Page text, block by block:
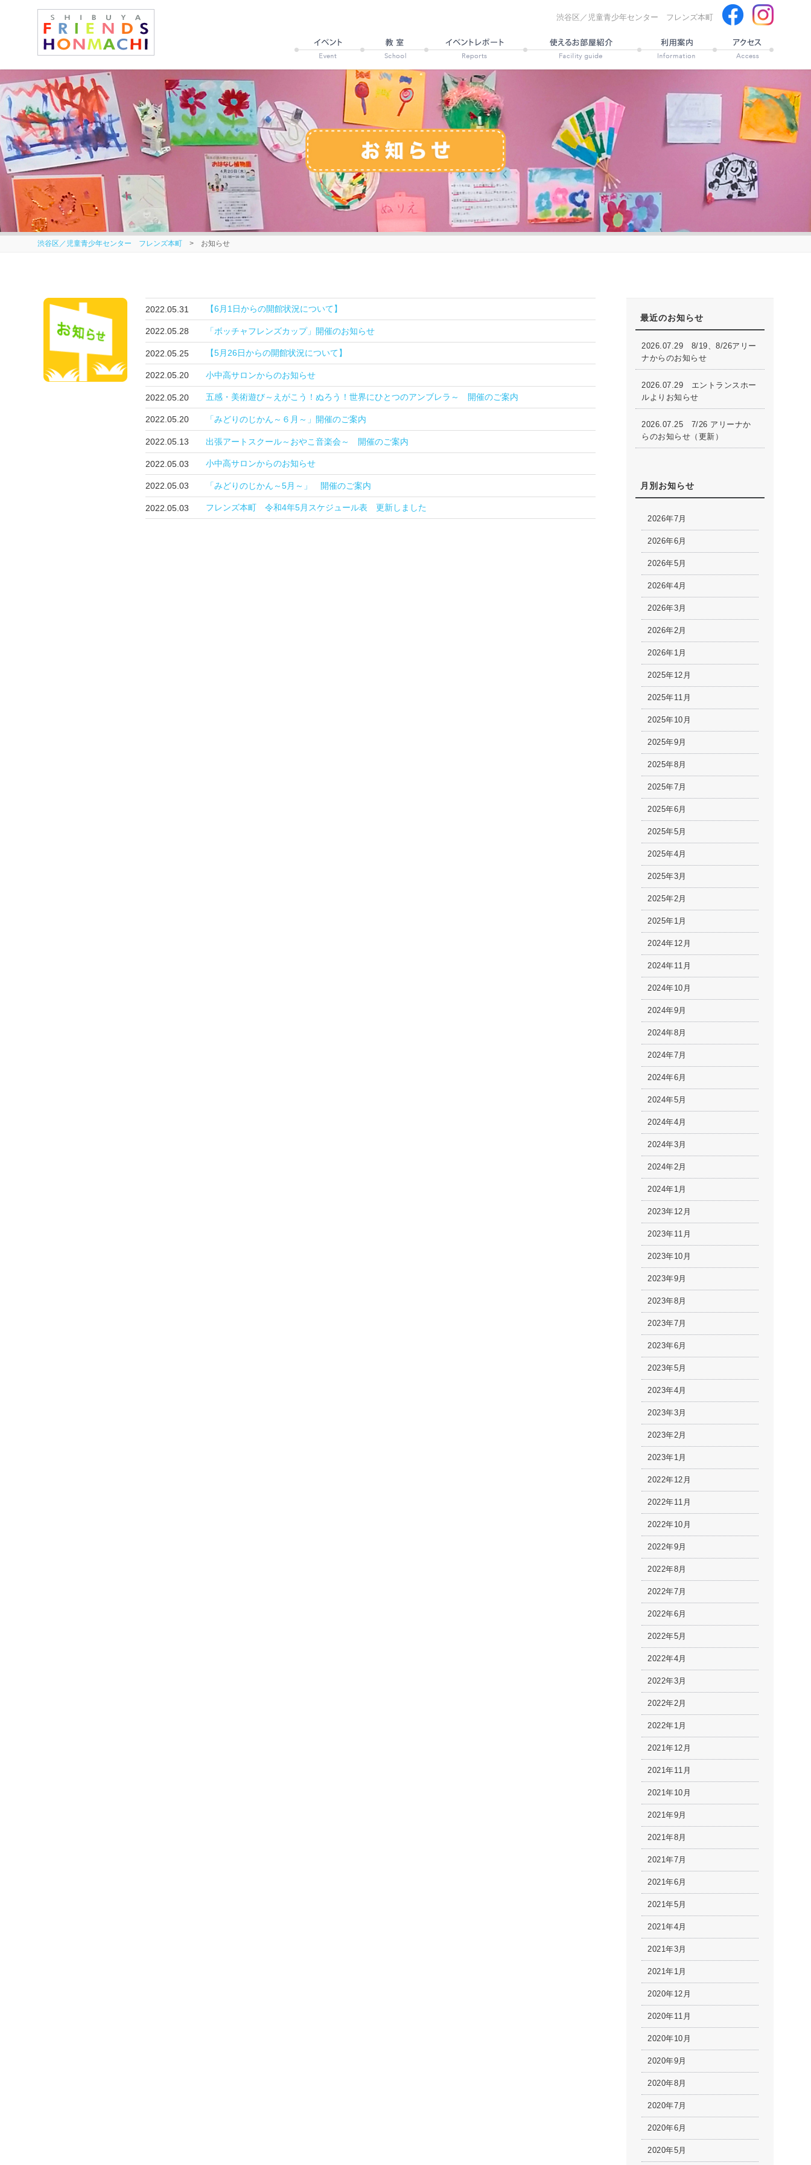
渋谷区／児童青少年センター フレンズ本町
渋谷区／児童青少年センター フレンズ本町 > お知らせ
2022.05.31 【6月1日からの開館状況について】
2022.05.28 「ボッチャフレンズカップ」開催のお知らせ
2022.05.25 【5月26日からの開館状況について】
2022.05.20 小中高サロンからのお知らせ
2022.05.20 五感・美術遊び～えがこう！ぬろう！世界にひとつのアンブレラ～ 開催のご案内
2022.05.20 「みどりのじかん～６月～」開催のご案内
2022.05.13 出張アートスクール～おやこ音楽会～ 開催のご案内
2022.05.03 小中高サロンからのお知らせ
2022.05.03 「みどりのじかん～5月～」 開催のご案内
2022.05.03 フレンズ本町 令和4年5月スケジュール表 更新しました
最近のお知らせ
2026.07.29 8/19、8/26アリー
ナからのお知らせ
2026.07.29 エントランスホー
ルよりお知らせ
2026.07.25 7/26 アリーナか
らのお知らせ（更新）
月別お知らせ
2026年7月
2026年6月
2026年5月
2026年4月
2026年3月
2026年2月
2026年1月
2025年12月
2025年11月
2025年10月
2025年9月
2025年8月
2025年7月
2025年6月
2025年5月
2025年4月
2025年3月
2025年2月
2025年1月
2024年12月
2024年11月
2024年10月
2024年9月
2024年8月
2024年7月
2024年6月
2024年5月
2024年4月
2024年3月
2024年2月
2024年1月
2023年12月
2023年11月
2023年10月
2023年9月
2023年8月
2023年7月
2023年6月
2023年5月
2023年4月
2023年3月
2023年2月
2023年1月
2022年12月
2022年11月
2022年10月
2022年9月
2022年8月
2022年7月
2022年6月
2022年5月
2022年4月
2022年3月
2022年2月
2022年1月
2021年12月
2021年11月
2021年10月
2021年9月
2021年8月
2021年7月
2021年6月
2021年5月
2021年4月
2021年3月
2021年1月
2020年12月
2020年11月
2020年10月
2020年9月
2020年8月
2020年7月
2020年6月
2020年5月